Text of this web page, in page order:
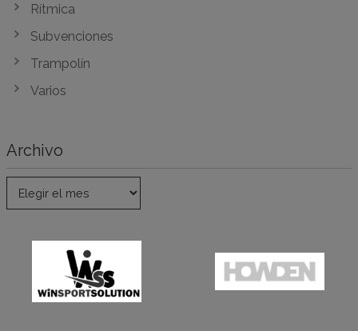
Rítmica
Subvenciones
Trampolín
Varios
Archivo